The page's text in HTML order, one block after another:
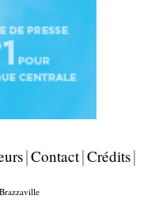
Contact Crédits